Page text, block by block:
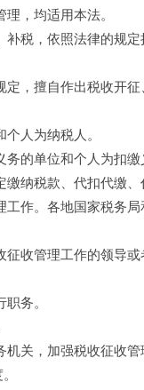
，均适用本法。
，依照法律的规定
，擅自作出税收开征
人为纳税人。
的单位和个人为扣缴
税款、代扣代缴、
。各地国家税务局
收管理工作的领导或
务。
，加强税收征收管